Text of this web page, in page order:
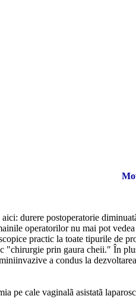
durere postoperatorie
operatorilor nu mai pot
practic la toate tipurile de
prin gaura cheii." În
a condus la
pe cale vaginalã asistatã